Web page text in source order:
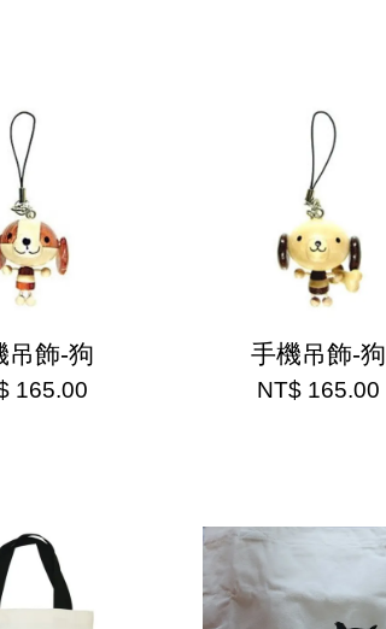
吊飾-狗
165.00
手機吊飾-狗
NT$ 165.00